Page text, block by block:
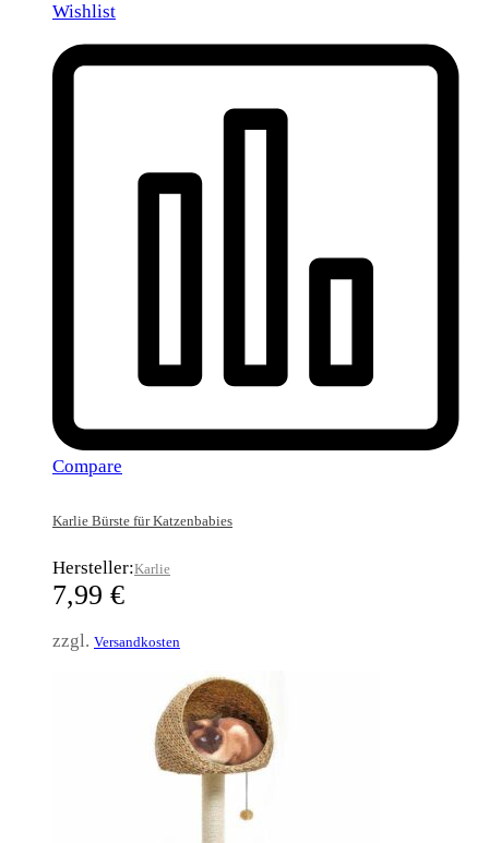
Wishlist
Compare
Karlie Bürste für Katzenbabies
Hersteller:Karlie
7,99 €
zzgl. Versandkosten